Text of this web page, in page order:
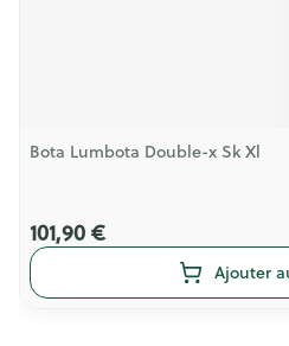
Bota Lumbota Double-x Sk Xl
101,90 €
Ajouter